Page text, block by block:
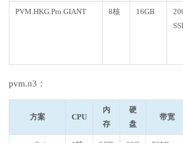
PVM.HKG.Pro.GIANT 8核 16GB
pvm.n3：
方案 CPU
内
存
硬
盘
带宽